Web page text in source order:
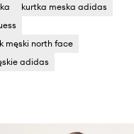
kurtka meska adidas
męski north face
adidas